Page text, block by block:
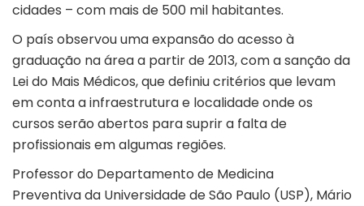
cidades – com mais de 500 mil habitantes.
O país observou uma expansão do acesso à
graduação na área a partir de 2013, com a sanção da
Lei do Mais Médicos, que definiu critérios que levam
em conta a infraestrutura e localidade onde os
cursos serão abertos para suprir a falta de
profissionais em algumas regiões.
Professor do Departamento de Medicina
Preventiva da Universidade de São Paulo (USP), Mário